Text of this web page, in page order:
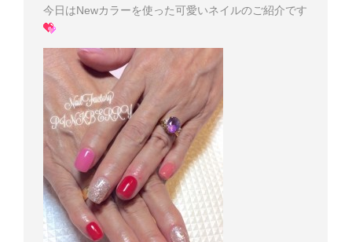
今日はNewカラーを使った可愛いネイルのご紹介です